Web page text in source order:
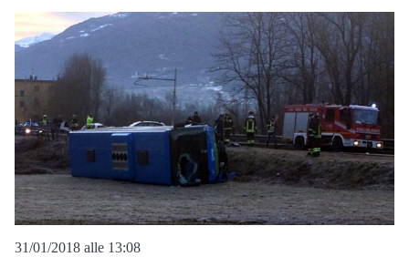
31/01/2018 alle 13:08